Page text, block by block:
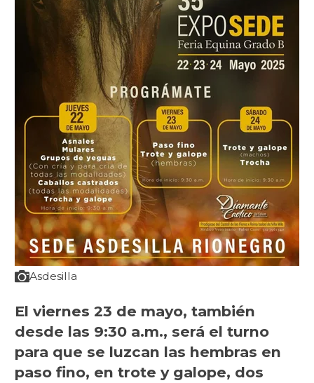
Asdesilla
El viernes 23 de mayo, también
desde las 9:30 a.m., será el turno
para que se luzcan las hembras en
paso fino, en trote y galope, dos